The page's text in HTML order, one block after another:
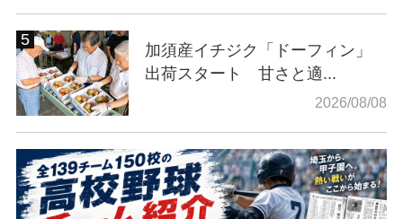
加須産イチジク「ドーフィン」
出荷スタート 甘さと適...
2026/08/08